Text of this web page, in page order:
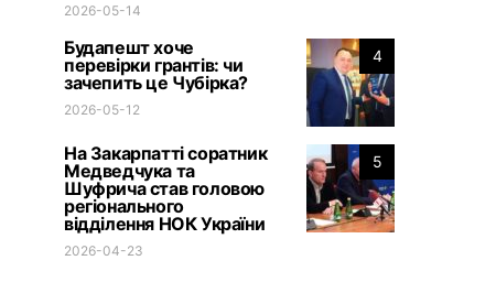
2026-05-14
4
Будапешт хоче
перевірки грантів: чи
зачепить це Чубірка?
2026-05-12
5
На Закарпатті соратник
Медведчука та
Шуфрича став головою
регіонального
відділення НОК України
2026-04-23